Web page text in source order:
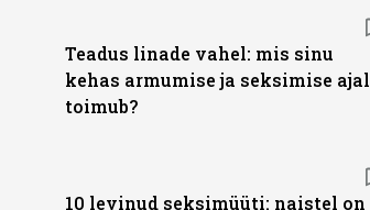
Teadus linade vahel: mis sinu
kehas armumise ja seksimise ajal
toimub?
10 levinud seksimüüti: naistel on